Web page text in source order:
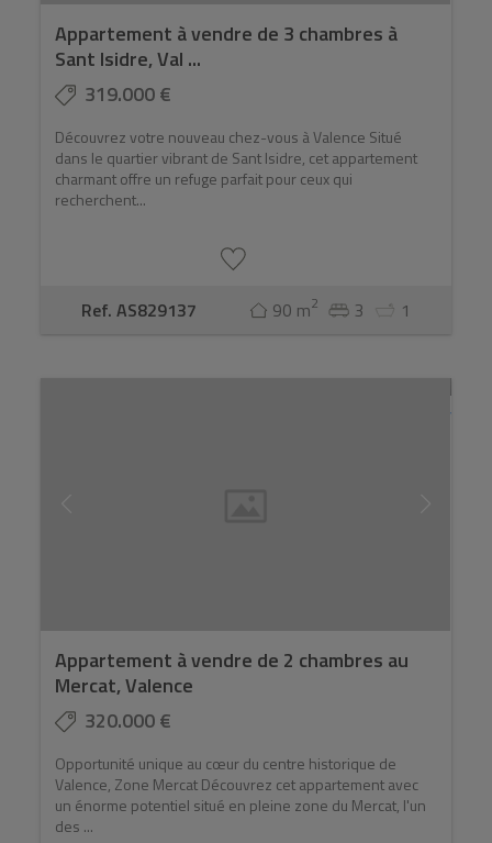
Appartement à vendre de 3 chambres à
Sant Isidre, Val ...
319.000 €
Découvrez votre nouveau chez-vous à Valence Situé
dans le quartier vibrant de Sant Isidre, cet appartement
charmant offre un refuge parfait pour ceux qui
recherchent...
Ref. AS829137 90 m2 3 1
Appartement à vendre de 2 chambres au
Mercat, Valence
320.000 €
Opportunité unique au cœur du centre historique de
Valence, Zone Mercat Découvrez cet appartement avec
un énorme potentiel situé en pleine zone du Mercat, l'un
des ...